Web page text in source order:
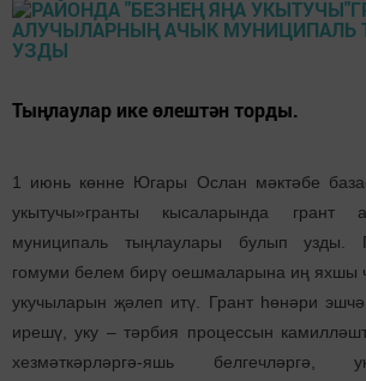
Тыңлаулар ике өлештән торды.
1 июнь көнне Югары Ослан мәктәбе
укытучы»гранты кысаларында грант
муниципаль тыңлаулары булып узды.
гомуми белем бирү оешмаларына иң
укучыларын җәлеп итү. Грант һөнәри
ирешү, уку – тәрбия процессын
хезмәткәрләргә-яшь белгечләргә,